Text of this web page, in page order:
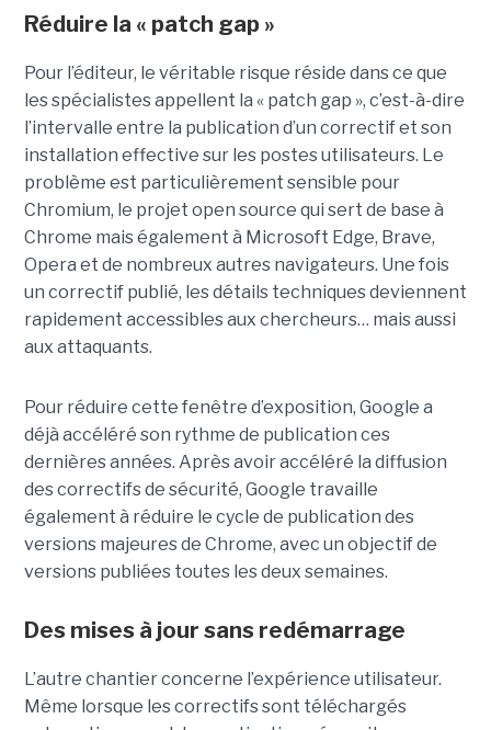
Réduire la « patch gap »
Pour l’éditeur, le véritable risque réside dans ce que
les spécialistes appellent la « patch gap », c’est-à-dire
l’intervalle entre la publication d’un correctif et son
installation effective sur les postes utilisateurs. Le
problème est particulièrement sensible pour
Chromium, le projet open source qui sert de base à
Chrome mais également à Microsoft Edge, Brave,
Opera et de nombreux autres navigateurs. Une fois
un correctif publié, les détails techniques deviennent
rapidement accessibles aux chercheurs… mais aussi
aux attaquants.
Pour réduire cette fenêtre d’exposition, Google a
déjà accéléré son rythme de publication ces
dernières années. Après avoir accéléré la diffusion
des correctifs de sécurité, Google travaille
également à réduire le cycle de publication des
versions majeures de Chrome, avec un objectif de
versions publiées toutes les deux semaines.
Des mises à jour sans redémarrage
L’autre chantier concerne l’expérience utilisateur.
Même lorsque les correctifs sont téléchargés